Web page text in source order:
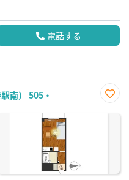
電話する
南） 505・
に入